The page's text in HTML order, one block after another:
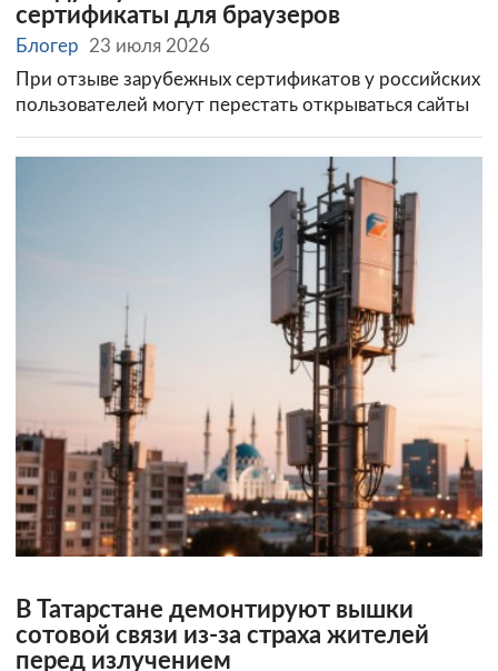
сертификаты для браузеров
Блогер
23 июля 2026
При отзыве зарубежных сертификатов у российских
пользователей могут перестать открываться сайты
В Татарстане демонтируют вышки
сотовой связи из-за страха жителей
перед излучением